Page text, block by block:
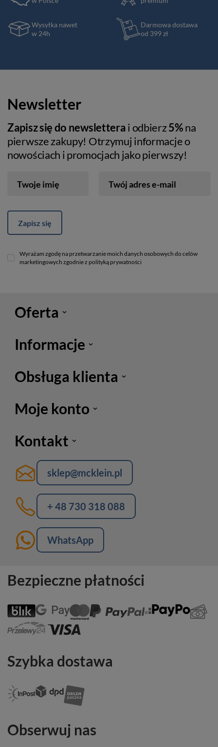
Wysyłka nawet
w 24h
Darmowa dostawa
od 399 zł
Newsletter
Zapisz się do newsletterai odbierz5%na
pierwsze zakupy! Otrzymuj informacje o
nowościach i promocjach jako pierwszy!
Twoje imię Twój adres e-mail
Zapisz się
Wyrażam zgodę na przetwarzanie moich danych osobowych do celów
marketingowych zgodnie z polityką prywatności
Oferta
Informacje
Obsługa klienta
Moje konto
Kontakt
sklep@mcklein.pl
+ 48 730 318 088
WhatsApp
Bezpieczne płatności
Szybka dostawa
Obserwuj nas